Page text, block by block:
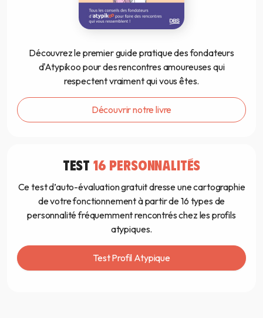
Découvrez le premier guide pratique des fondateurs
d'Atypikoo pour des rencontres amoureuses qui
respectent vraiment qui vous êtes.
Découvrir notre livre
TEST 16 PERSONNALITÉS
Ce test d’auto-évaluation gratuit dresse une cartographie
de votre fonctionnement à partir de 16 types de
personnalité fréquemment rencontrés chez les profils
atypiques.
Test Profil Atypique